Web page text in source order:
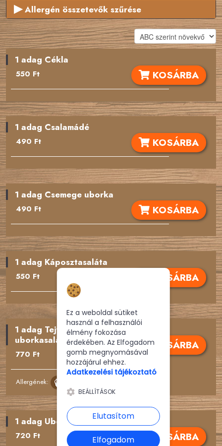
▶Allergén összetevők szűrése
Ha valamely összetevőre ezek közülallergiás vagy, akkor
vedd ki mellőle a pipát!
Tojás
Szójabab
Zeller
Mustár
Szezámmag
Kén-dioxid
Csillagfürt
Puhatestűek
Cukorszármazék
Csípős
KOSÁRBA
1 adag Cékla
550 Ft
KOSÁRBA
1 adag Csalamádé
490 Ft
KOSÁRBA
1 adag Csemege uborka
490 Ft
KOSÁRBA
1 adag Káposztasaláta
550 Ft
KOSÁRBA
1 adag Tejfölös
uborkasaláta
770 Ft
Allergének:
KOSÁRBA
1 adag Uborkasaláta
720 Ft
Ez a weboldal sütiket
használ a felhasználói
élmény fokozása
érdekében. Az Elfogadom
gomb megnyomásával
hozzájárul ehhez.
Adatkezelési tájékoztató
BEÁLLÍTÁSOK
Elutasítom
Elfogadom